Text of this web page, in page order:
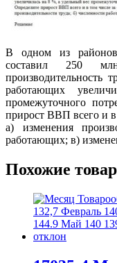
В одном из
составил 250
производительность
работающих
промежуточного
прирост ВВП всего и в
а) изменения
работающих; в)
Похожие